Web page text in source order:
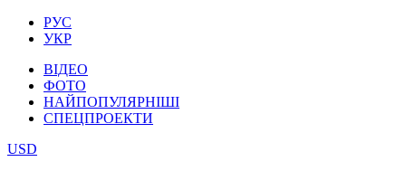
РУС
УКР
ВІДЕО
ФОТО
НАЙПОПУЛЯРНІШІ
СПЕЦПРОЕКТИ
USD